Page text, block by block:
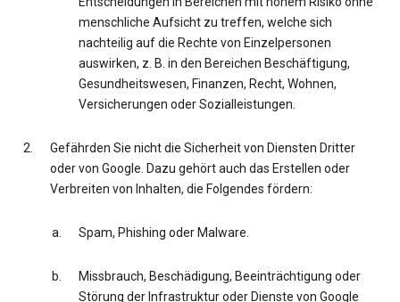
menschliche Aufsicht zu treffen, welche sich
nachteilig auf die Rechte von Einzelpersonen
auswirken, z. B. in den Bereichen Beschäftigung,
Gesundheitswesen, Finanzen, Recht, Wohnen,
Versicherungen oder Sozialleistungen.
Gefährden Sie nicht die Sicherheit von Diensten Dritter
oder von Google. Dazu gehört auch das Erstellen oder
Verbreiten von Inhalten, die Folgendes fördern:
Spam, Phishing oder Malware.
Missbrauch, Beschädigung, Beeinträchtigung oder
Störung der Infrastruktur oder Dienste von Google